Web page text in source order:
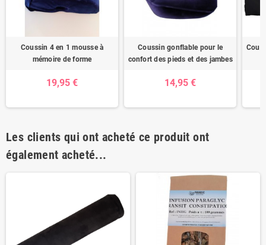
Coussin 4 en 1 mousse à
mémoire de forme
19,95 €
Coussin gonflable pour le
confort des pieds et des jambes
14,95 €
Les clients qui ont acheté ce produit ont
également acheté...